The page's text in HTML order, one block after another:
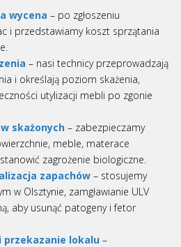
wycena – po zgłoszeniu
i przedstawiamy koszt sprzątania
– nasi technicy przeprowadzają
i określają poziom skażenia,
utylizacji mebli po zgonie
skażonych – zabezpieczamy
meble, materace
zagrożenie biologiczne.
zapachów – stosujemy
w Olsztynie, zamgławianie ULV
aby usunąć patogeny i fetor
przekazanie lokalu –